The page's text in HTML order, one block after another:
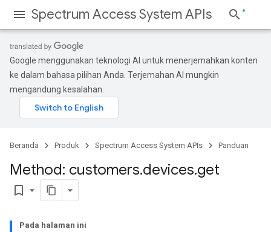
Spectrum Access System APIs
Google menggunakan teknologi AI untuk menerjemahkan konten
ke dalam bahasa pilihan Anda. Terjemahan AI mungkin
mengandung kesalahan.
Beranda Produk Spectrum Access System APIs Panduan
Method: customers.devices.get
bookmark_border
Pada halaman ini